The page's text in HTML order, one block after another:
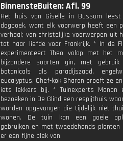
BinnensteBuiten: Afl. 99
Het huis van Giselle in Bussum
dagboek, want elk voorwerp heeft een
verhaal; van christelijke voorwerpen uit
tot haar liefde voor Frankrijk. * In de
experimenteert Theo volop met het
bijzondere soorten gin, met
botanicals als paradijszaad,
eucalyptus. Chef-kok Sharon proeft ze
iets lekkers bij. * Tuinexperts Manon
bezoeken in De Glind een respijthuis
worden opgevangen die tijdelijk niet
wonen. De tuin kan een goeie
gebruiken en met tweedehands planten
er een fijne plek van.